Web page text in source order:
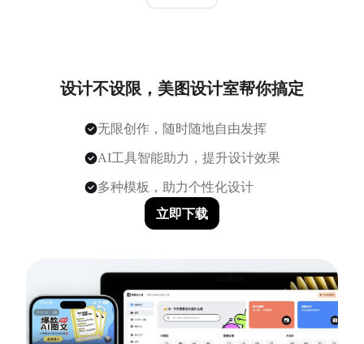
设计不设限，美图设计室帮你搞定
无限创作，随时随地自由发挥
AI工具智能助力，提升设计效果
多种模板，助力个性化设计
立即下载